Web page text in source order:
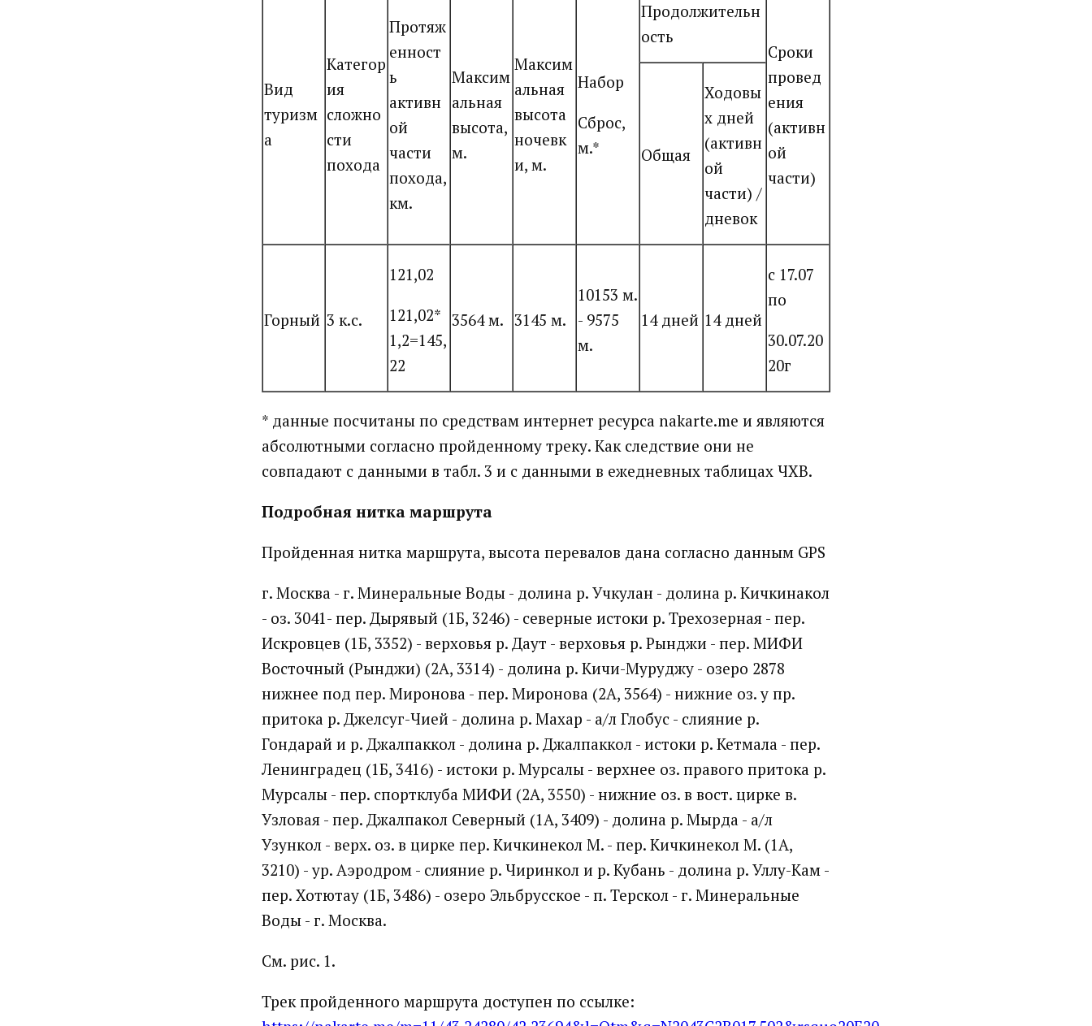
Вид
туризм
а
Категор
ия
сложно
сти
похода
Протяж
енност
ь
активн
ой
части
похода,
км.
Максим
альная
высота,
м.
Максим
альная
высота
ночевк
и, м.
Набор
Сброс,
м.*
Продолжительн
ость
Сроки
провед
ения
(активн
ой
части)
Общая
Ходовы
х дней
(активн
ой
части) /
дневок
Горный 3 к.с.
121,02
121,02*
1,2=145,
22
3564 м. 3145 м.
10153 м.
- 9575
м.
14 дней 14 дней
с 17.07
по
30.07.20
20г
* данные посчитаны по средствам интернет ресурса nakarte.me и являются
абсолютными согласно пройденному треку. Как следствие они не
совпадают с данными в табл. 3 и с данными в ежедневных таблицах ЧХВ.
Подробная нитка маршрута
Пройденная нитка маршрута, высота перевалов дана согласно данным GPS
г. Москва - г. Минеральные Воды - долина р. Учкулан - долина р. Кичкинакол
- оз. 3041- пер. Дырявый (1Б, 3246) - северные истоки р. Трехозерная - пер.
Искровцев (1Б, 3352) - верховья р. Даут - верховья р. Рынджи - пер. МИФИ
Восточный (Рынджи) (2А, 3314) - долина р. Кичи-Муруджу - озеро 2878
нижнее под пер. Миронова - пер. Миронова (2А, 3564) - нижние оз. у пр.
притока р. Джелсуг-Чией - долина р. Махар - а/л Глобус - слияние р.
Гондарай и р. Джалпаккол - долина р. Джалпаккол - истоки р. Кетмала - пер.
Ленинградец (1Б, 3416) - истоки р. Мурсалы - верхнее оз. правого притока р.
Мурсалы - пер. спортклуба МИФИ (2А, 3550) - нижние оз. в вост. цирке в.
Узловая - пер. Джалпакол Северный (1А, 3409) - долина р. Мырда - а/л
Узункол - верх. оз. в цирке пер. Кичкинекол М. - пер. Кичкинекол М. (1А,
3210) - ур. Аэродром - слияние р. Чиринкол и р. Кубань - долина р. Уллу-Кам -
пер. Хотютау (1Б, 3486) - озеро Эльбрусское - п. Терскол - г. Минеральные
Воды - г. Москва.
См. рис. 1.
Трек пройденного маршрута доступен по ссылке: